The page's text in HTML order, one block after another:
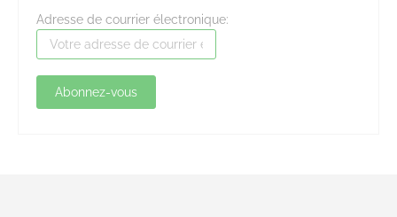
Adresse de courrier électronique: